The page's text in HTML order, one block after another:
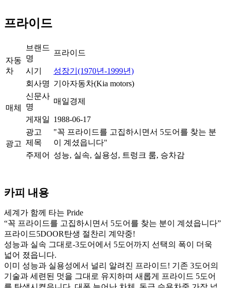
프라이드
자동
차
브랜드
명
프라이드
시기
성장기(1970년-1999년)
회사명 기아자동차(Kia motors)
매체
신문사
명
매일경제
게재일 1988-06-17
광고
광고
제목
"꼭 프라이드를 고집하시면서 5도어를 찾는 분
이 계셨읍니다"
주제어
성능, 실속, 실용성, 트렁크 룸, 승차감
카피 내용
세계가 함께 타는 Pride
“꼭 프라이드를 고집하시면서 5도어를 찾는 분이 계셨읍니다”
프라이드5DOOR탄생 절찬리 계약중!
성능과 실속 그대로-3도어에서 5도어까지 선택의 폭이 더욱
넓어 졌읍니다.
이미 성능과 실용성에서 널리 알려진 프라이드! 기존 3도어의
기술과 세련된 멋을 그대로 유지하며 새롭게 프라이드 5도어